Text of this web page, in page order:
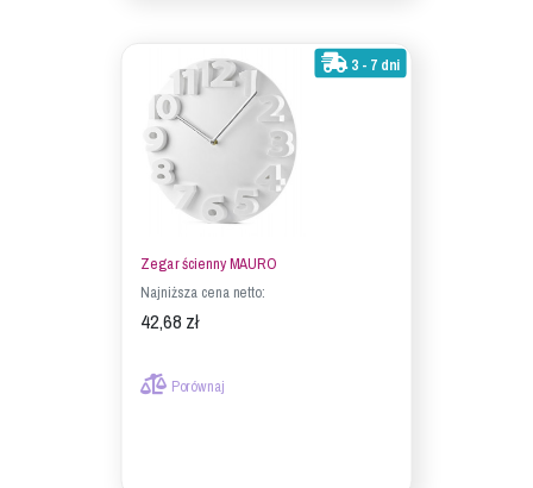
3 - 7 dni
Zegar ścienny MAURO
Najniższa cena netto:
42,68 zł
Porównaj